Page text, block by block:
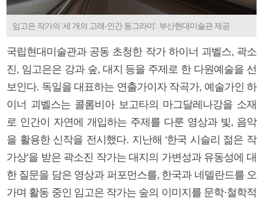
임고은 작가의 ‘세 개의 고래-인간 동그라미’. 부산현대미술관 제공
국립현대미술관과 공동 초청한 작가 하이너 괴벨스, 곽소
진, 임고은은 강과 숲, 대지 등을 주제로 한 다원예술을 선
보인다. 독일을 대표하는 연출가이자 작곡가, 예술가인 하
이너 괴벨스는 콜롬비아 보고타의 마그달레나강을 소재
로 인간이 자연에 개입하는 주제를 다룬 영상과 빛, 음악
을 활용한 신작을 전시했다. 지난해 ‘한국 시슬리 젊은 작
가상’을 받은 곽소진 작가는 대지의 가변성과 유동성에 대
한 질문을 담은 영상과 퍼포먼스를, 한국과 네델란드를 오
가며 활동 중인 임고은 작가는 숲의 이미지를 문학·철학적